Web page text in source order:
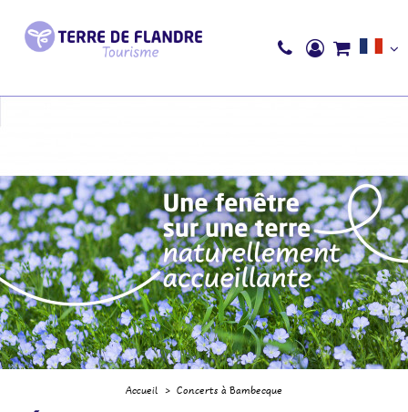
Accueil > Concerts à Bambecque